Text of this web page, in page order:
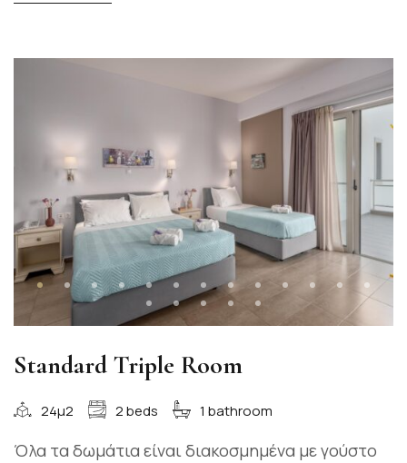
Standard Triple Room
24μ2 2 beds 1 bathroom
Όλα τα δωμάτια είναι διακοσμημένα με γούστο